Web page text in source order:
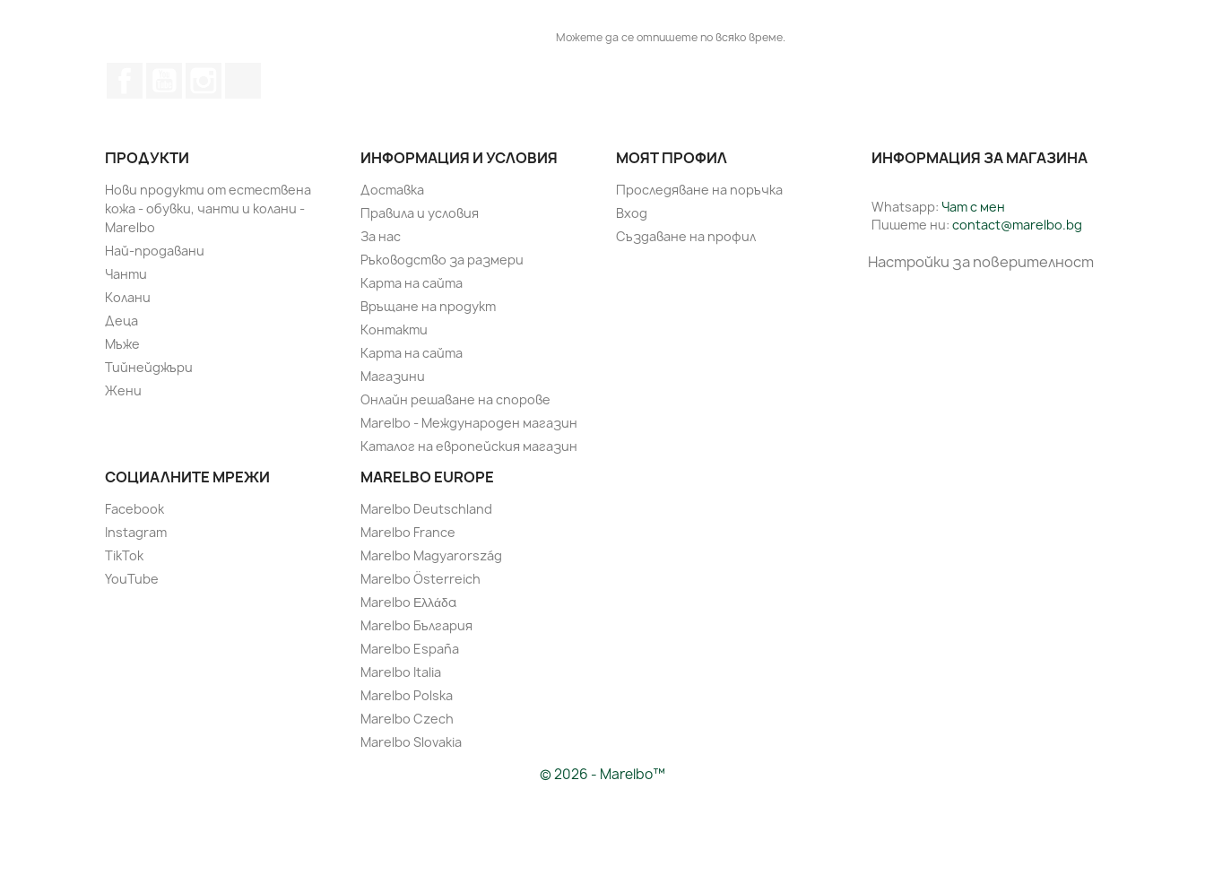
Можете да се отпишете по всяко време.
ПРОДУКТИ
Нови продукти от естествена
кожа - обувки, чанти и колани -
Marelbo
Най-продавани
Чанти
Колани
Деца
Мъже
Тийнейджъри
Жени
ИНФОРМАЦИЯ И УСЛОВИЯ
Доставка
Правила и условия
За нас
Ръководство за размери
Карта на сайта
Връщане на продукт
Контакти
Карта на сайта
Магазини
Онлайн решаване на спорове
Marelbo - Международен магазин
Каталог на европейския магазин
СОЦИАЛНИТЕ МРЕЖИ
Facebook
Instagram
TikTok
YouTube
MARELBO EUROPE
Marelbo Deutschland
Marelbo France
Marelbo Magyarország
Marelbo Österreich
Marelbo Ελλάδα
Marelbo България
Marelbo España
Marelbo Italia
Marelbo Polska
Marelbo Czech
Marelbo Slovakia
МОЯТ ПРОФИЛ
Проследяване на поръчка
Вход
Създаване на профил
ИНФОРМАЦИЯ ЗА МАГАЗИНА
Whatsapp: Чат с мен
Пишете ни: contact@marelbo.bg
Настройки за поверителност
© 2026 - Marelbo™